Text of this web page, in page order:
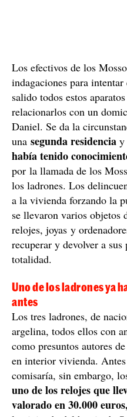
Los efectivos de los
indagaciones para
salido todos estos
relacionarlos con un
Daniel. Se da la
una segunda residencia y
había tenido
por la llamada de los
los ladrones. Los
a la vivienda forzando la
se llevaron varios objetos
relojes, joyas y
recuperar y devolver a
totalidad.
Uno de los ladrones ya
antes
Los tres ladrones, de
argelina, todos ellos con
como presuntos autores
en interior vivienda. Antes
comisaría, sin embargo,
uno de los relojes que
valorado en 30.000